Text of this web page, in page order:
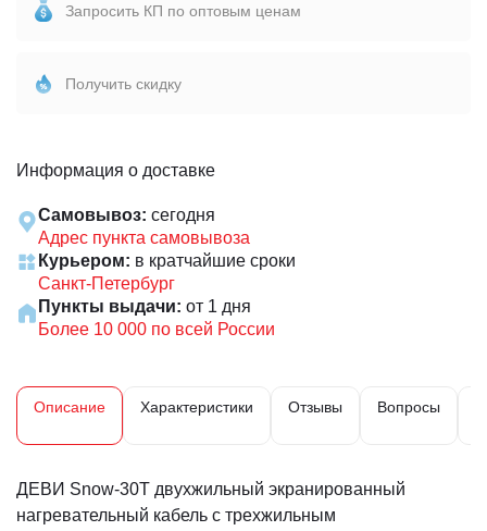
Запросить КП по оптовым ценам
Получить скидку
Информация о доставке
Самовывоз: сегодня
Адрес пункта самовывоза
Курьером: в кратчайшие сроки
Санкт-Петербург
Пункты выдачи: от 1 дня
Более 10 000 по всей России
Описание Характеристики Отзывы Вопросы
ДЕВИ Snow-30T двухжильный экранированный
нагревательный кабель с трехжильным